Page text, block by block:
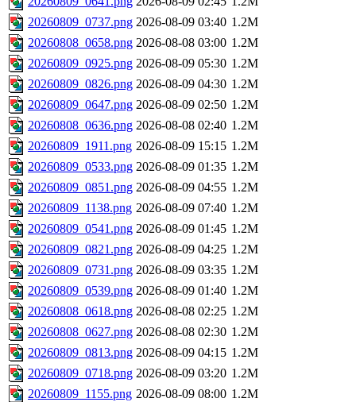
20260809_0737.png 2026-08-09 03:40 1.2M
20260808_0658.png 2026-08-08 03:00 1.2M
20260809_0925.png 2026-08-09 05:30 1.2M
20260809_0826.png 2026-08-09 04:30 1.2M
20260809_0647.png 2026-08-09 02:50 1.2M
20260808_0636.png 2026-08-08 02:40 1.2M
20260809_1911.png 2026-08-09 15:15 1.2M
20260809_0533.png 2026-08-09 01:35 1.2M
20260809_0851.png 2026-08-09 04:55 1.2M
20260809_1138.png 2026-08-09 07:40 1.2M
20260809_0541.png 2026-08-09 01:45 1.2M
20260809_0821.png 2026-08-09 04:25 1.2M
20260809_0731.png 2026-08-09 03:35 1.2M
20260809_0539.png 2026-08-09 01:40 1.2M
20260808_0618.png 2026-08-08 02:25 1.2M
20260808_0627.png 2026-08-08 02:30 1.2M
20260809_0813.png 2026-08-09 04:15 1.2M
20260809_0718.png 2026-08-09 03:20 1.2M
20260809_1155.png 2026-08-09 08:00 1.2M